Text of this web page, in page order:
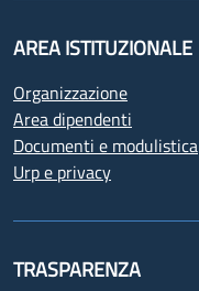
AREA ISTITUZIONALE
Organizzazione
Area dipendenti
Documenti e modulistica
Urp e privacy
TRASPARENZA